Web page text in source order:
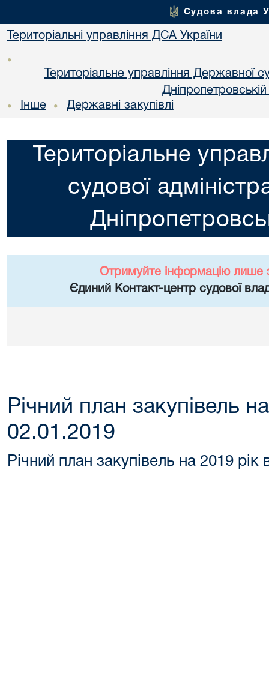
Судова влада
Територіальні управління ДСА України
•
Територіальне управління Державної
• Інше • Державні закупівлі
Територіальне
судової
Отримуйте інформацію лише
Єдиний Контакт-центр судової
Річний план закупівель
02.01.2019
Річний план закупівель на 2019 рік